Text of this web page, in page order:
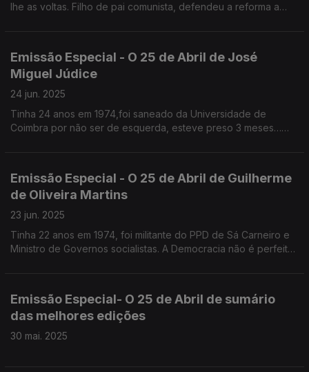
lhe as voltas. Filho de pai comunista, defendeu a reforma a
Emissão Especial - O 25 de Abril de José
Miguel Júdice
24 jun. 2025
Tinha 24 anos em 1974,foi saneado da Universidade de
Coimbra por não ser de esquerda, esteve preso 3 meses…
Emissão Especial - O 25 de Abril de Guilherme
de Oliveira Martins
23 jun. 2025
Tinha 22 anos em 1974, foi militante do PPD de Sá Carneiro e
Ministro de Governos socialistas. A Democracia não é perfeita
Emissão Especial- O 25 de Abril de sumário
das melhores edições
30 mai. 2025